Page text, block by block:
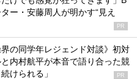
ー・安藤周人が明かす“見え
PR
界の同学年レジェンド対談》初対
内村航平が本音で語り合った競
けられる」
PR